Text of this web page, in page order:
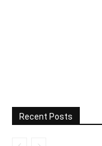
Recent Posts